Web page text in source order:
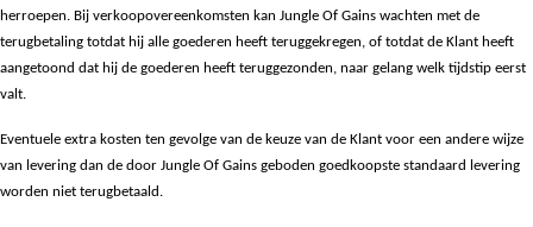
herroepen. Bij verkoopovereenkomsten kan Jungle Of Gains wachten met de
terugbetaling totdat hij alle goederen heeft teruggekregen, of totdat de Klant heeft
aangetoond dat hij de goederen heeft teruggezonden, naar gelang welk tijdstip eerst
valt.
Eventuele extra kosten ten gevolge van de keuze van de Klant voor een andere wijze
van levering dan de door Jungle Of Gains geboden goedkoopste standaard levering
worden niet terugbetaald.